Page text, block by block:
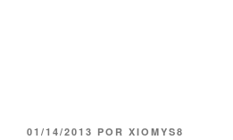
PUBLICADO
01/14/2013 POR XIOMYS8